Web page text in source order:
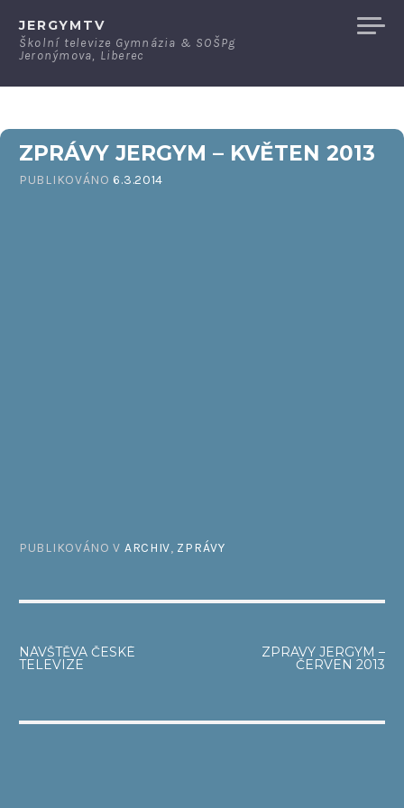
JERGYMTV
Školní televize Gymnázia & SOŠPg
Jeronýmova, Liberec
ZPRÁVY JERGYM – KVĚTEN 2013
PUBLIKOVÁNO 6.3.2014
PUBLIKOVÁNO V ARCHIV, ZPRÁVY
NAVIGACE
PŘÍSPĚVEK
NÁVŠTĚVA ČESKÉ
TELEVIZE
ZPRÁVY JERGYM –
ČERVEN 2013